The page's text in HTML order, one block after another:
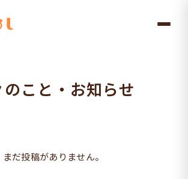
のこと・お知らせ
まだ投稿がありません。